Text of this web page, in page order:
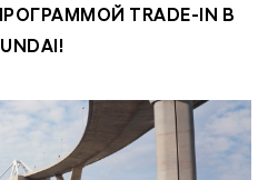
TRADE-IN В